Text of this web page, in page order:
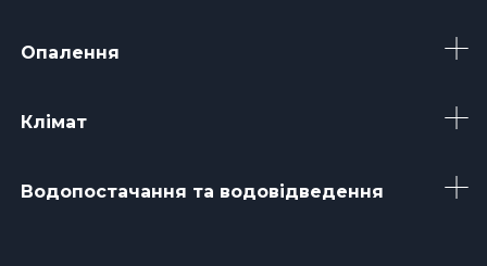
Опалення
Клімат
Водопостачання та водовідведення